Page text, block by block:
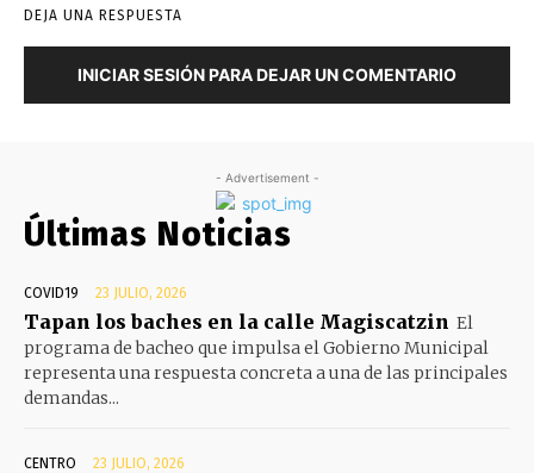
DEJA UNA RESPUESTA
INICIAR SESIÓN PARA DEJAR UN COMENTARIO
- Advertisement -
Últimas Noticias
COVID19 23 JULIO, 2026
Tapan los baches en la calle Magiscatzin El
programa de bacheo que impulsa el Gobierno Municipal
representa una respuesta concreta a una de las principales
demandas...
CENTRO 23 JULIO, 2026